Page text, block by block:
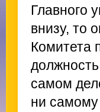
Главного
внизу, то
Комитета
самом
ни